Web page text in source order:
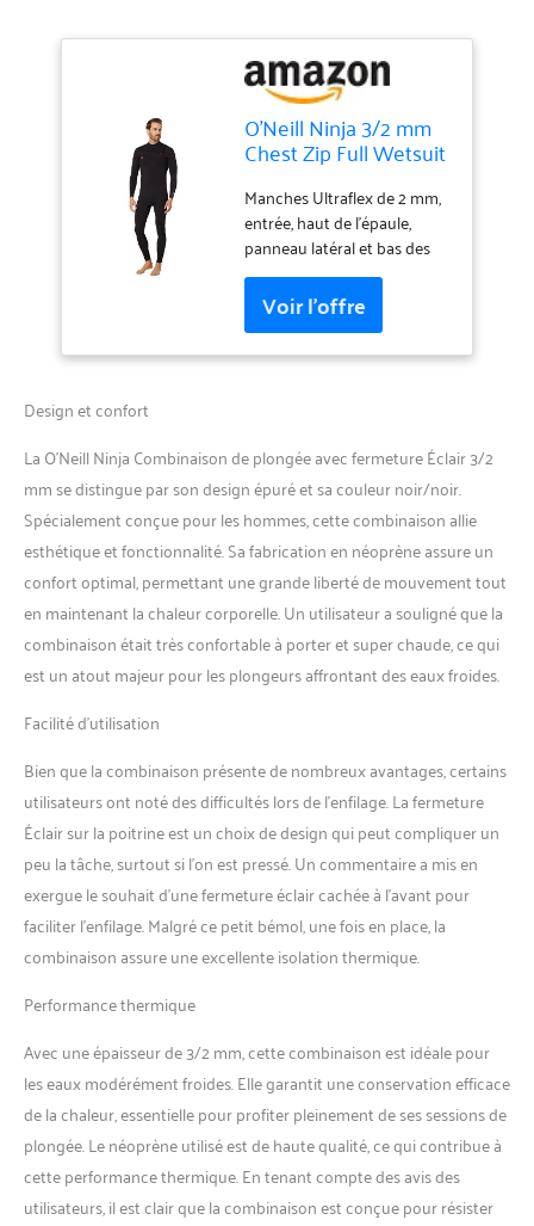
O'Neill Ninja 3/2 mm
Chest Zip Full Wetsuit
Manches Ultraflex de 2 mm,
entrée, haut de l'épaule,
panneau latéral et bas des
jambes pour une flexibilité
maximale. Coffre pare-feu DL
Fluidflex de 3 mm pour une
invisibles et coutures collées
dans les manches. Coutures
internes ultraflex scellées sur
la plupart des combinaisons
pour une meilleure
étanchéité. F.U.Z.E. La
fermeture éclair (entrée
avant supérieure) offre un
maximum de flexibilité avec
fermeture éclair sur la
sans couture. Poche
extérieure pour clés avec
boucle.
Design et confort
La O’Neill Ninja Combinaison de plongée avec fermeture Éclair 3/2
mm se distingue par son design épuré et sa couleur noir/noir.
Spécialement conçue pour les hommes, cette combinaison allie
esthétique et fonctionnalité. Sa fabrication en néoprène assure un
confort optimal, permettant une grande liberté de mouvement tout
en maintenant la chaleur corporelle. Un utilisateur a souligné que la
combinaison était très confortable à porter et super chaude, ce qui
est un atout majeur pour les plongeurs affrontant des eaux froides.
Facilité d’utilisation
Bien que la combinaison présente de nombreux avantages, certains
utilisateurs ont noté des difficultés lors de l’enfilage. La fermeture
Éclair sur la poitrine est un choix de design qui peut compliquer un
peu la tâche, surtout si l’on est pressé. Un commentaire a mis en
exergue le souhait d’une fermeture éclair cachée à l’avant pour
faciliter l’enfilage. Malgré ce petit bémol, une fois en place, la
combinaison assure une excellente isolation thermique.
Performance thermique
Avec une épaisseur de 3/2 mm, cette combinaison est idéale pour
les eaux modérément froides. Elle garantit une conservation efficace
de la chaleur, essentielle pour profiter pleinement de ses sessions de
plongée. Le néoprène utilisé est de haute qualité, ce qui contribue à
cette performance thermique. En tenant compte des avis des
utilisateurs, il est clair que la combinaison est conçue pour résister